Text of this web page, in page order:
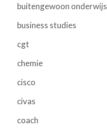
buitengewoon onderwijs
business studies
cgt
chemie
cisco
civas
coach